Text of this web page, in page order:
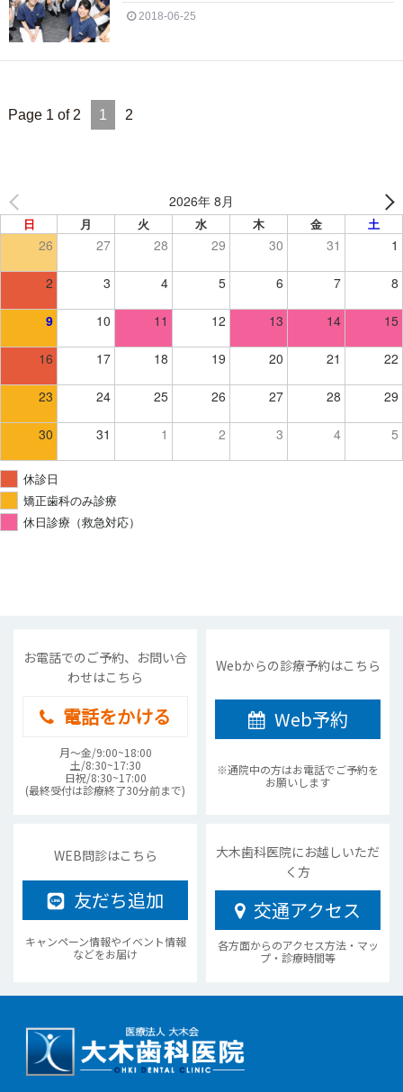
2018-06-25
Page 1 of 2 1 2
2026年 8月
日 月 火 水 木 金 土
26 27 28 29 30 31 1
2 3 4 5 6 7 8
9 10 11 12 13 14 15
16 17 18 19 20 21 22
23 24 25 26 27 28 29
30 31 1 2 3 4 5
休診日
矯正歯科のみ診療
休日診療（救急対応）
お電話でのご予約、お問い合
わせはこちら
電話をかける
月〜金/9:00~18:00
土/8:30~17:30
日祝/8:30~17:00
(最終受付は診療終了30分前まで)
Webからの診療予約はこちら
Web予約
※通院中の方はお電話でご予約を
お願いします
WEB問診はこちら
友だち追加
キャンペーン情報やイベント情報
などをお届け
大木歯科医院にお越しいただ
く方
交通アクセス
各方面からのアクセス方法・マッ
プ・診療時間等